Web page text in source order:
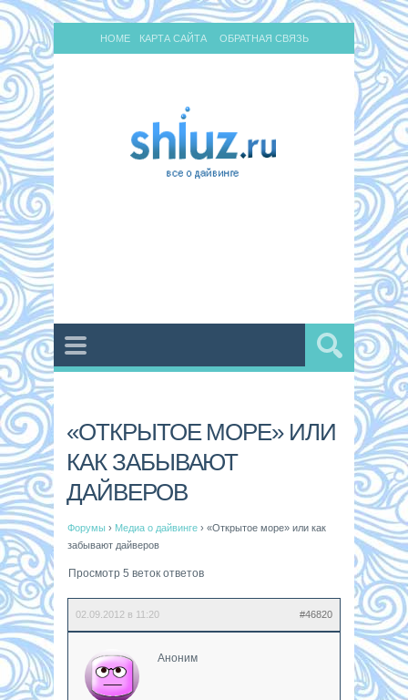
HOME КАРТА САЙТА ОБРАТНАЯ СВЯЗЬ
«ОТКРЫТОЕ МОРЕ» ИЛИ
КАК ЗАБЫВАЮТ
ДАЙВЕРОВ
Форумы › Медиа о дайвинге › «Открытое море» или как
забывают дайверов
Просмотр 5 веток ответов
02.09.2012 в 11:20 #46820
Аноним